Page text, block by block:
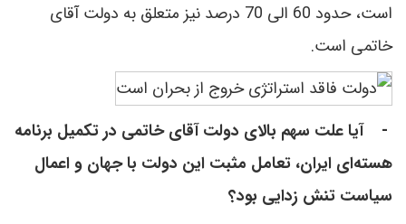
است، حدود 60 الی 70 درصد نیز متعلق به دولت آقای
خاتمی است.
-
آیا علت سهم بالای دولت آقای خاتمی در تکمیل برنامه
هسته‌ای ایران، تعامل مثبت این دولت با جهان و اعمال
سیاست تنش زدایی بود؟